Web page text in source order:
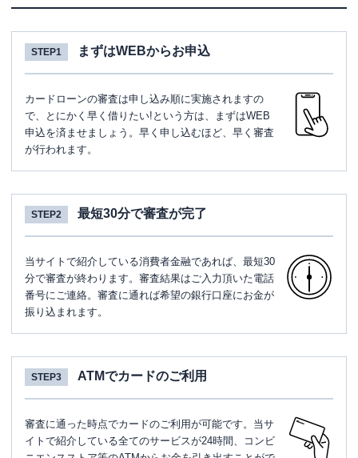
STEP1 まずはWEBからお申込
カードローンの審査は申し込み順に実施されますの
で、とにかく早く借りたい!という方は、まずはWEB
申込を済ませましょう。早く申し込むほど、早く審査
が行われます。
STEP2 最短30分で審査が完了
当サイトで紹介している消費者金融であれば、最短30
分で審査が終わります。審査結果はご入力頂いた電話
番号にご連絡。審査に通れば希望の銀行口座にお金が
振り込まれます。
STEP3 ATMでカードのご利用
審査に通った時点でカードのご利用が可能です。当サ
イトで紹介している全てのサービスが24時間、コンビ